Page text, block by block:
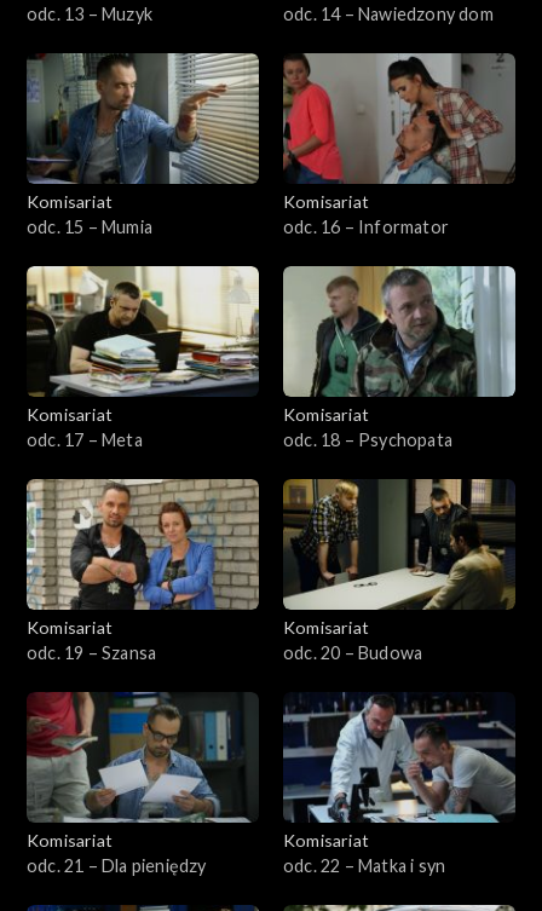
odc. 13 – Muzyk
odc. 14 – Nawiedzony dom
Komisariat
odc. 15 – Mumia
Komisariat
odc. 16 – Informator
Komisariat
odc. 17 – Meta
Komisariat
odc. 18 – Psychopata
Komisariat
odc. 19 – Szansa
Komisariat
odc. 20 – Budowa
Komisariat
odc. 21 – Dla pieniędzy
Komisariat
odc. 22 – Matka i syn